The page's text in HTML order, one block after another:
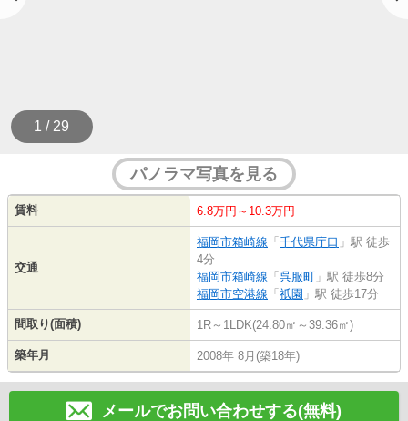
1 / 29
パノラマ写真を見る
賃料 6.8万円～10.3万円
交通
福岡市箱崎線 「 千代県庁口 」駅 徒歩
4分
福岡市箱崎線 「 呉服町 」駅 徒歩8分
福岡市空港線 「 祇園 」駅 徒歩17分
間取り(面積) 1R～1LDK(24.80㎡～39.36㎡)
築年月 2008年 8月(築18年)
メールでお問い合わせする(無料)